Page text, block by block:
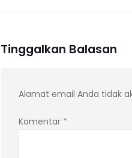
Tinggalkan Balasan
Alamat email Anda tidak
Komentar *